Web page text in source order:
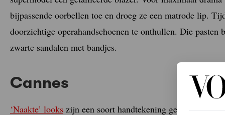
bijpassende oorbellen toe en droeg ze een matrode lip.
doorzichtige operahandschoenen te onthullen. Die
zwarte sandalen met bandjes.
Cannes
‘Naakte’ looks zijn een soort handtekening geworden